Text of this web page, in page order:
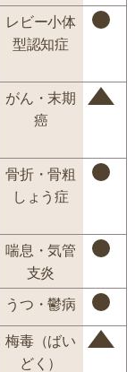
レビー小体
型認知症
がん・末期
癌
骨折・骨粗
しょう症
喘息・気管
支炎
うつ・鬱病
梅毒（ばい
どく）